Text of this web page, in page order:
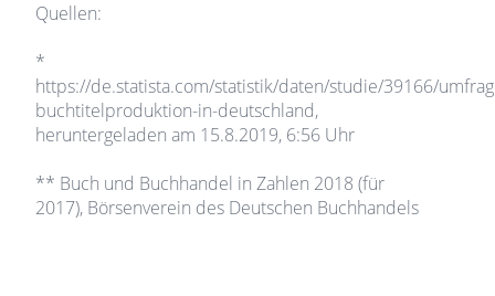
Quellen:
*
https://de.statista.com/statistik/daten/studie/39166/
buchtitelproduktion-in-deutschland,
heruntergeladen am 15.8.2019, 6:56 Uhr
** Buch und Buchhandel in Zahlen 2018 (für
2017), Börsenverein des Deutschen Buchhandels